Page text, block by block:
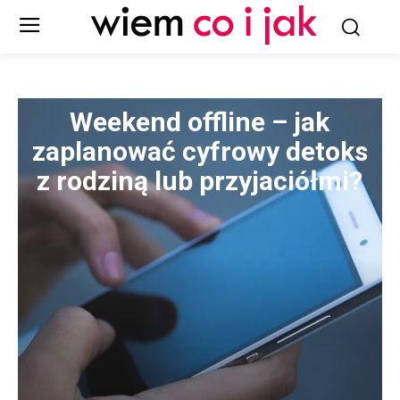
Weekend offline – jak
zaplanować cyfrowy detoks
z rodziną lub przyjaciółmi?